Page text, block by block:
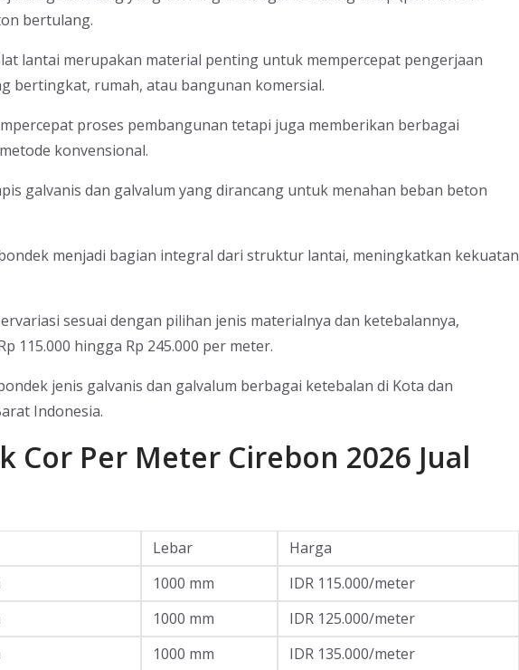
bertulang.
lantai merupakan material penting untuk mempercepat pengerjaan
bertingkat, rumah, atau bangunan komersial.
proses pembangunan tetapi juga memberikan berbagai
konvensional.
galvanis dan galvalum yang dirancang untuk menahan beban beton
menjadi bagian integral dari struktur lantai, meningkatkan kekuatan
sesuai dengan pilihan jenis materialnya dan ketebalannya,
115.000 hingga Rp 245.000 per meter.
jenis galvanis dan galvalum berbagai ketebalan di Kota dan
Indonesia.
Cor Per Meter Cirebon 2026 Jual
Lebar
Harga
1000 mm
IDR 115.000/meter
1000 mm
IDR 125.000/meter
1000 mm
IDR 135.000/meter